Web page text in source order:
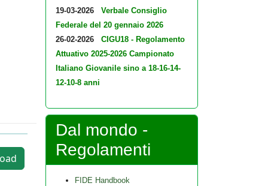
19-03-2026
Verbale Consiglio
Federale del 20 gennaio 2026
26-02-2026
CIGU18 - Regolamento
Attuativo 2025-2026 Campionato
Italiano Giovanile sino a 18-16-14-
12-10-8 anni
Dal mondo -
Regolamenti
FIDE Handbook